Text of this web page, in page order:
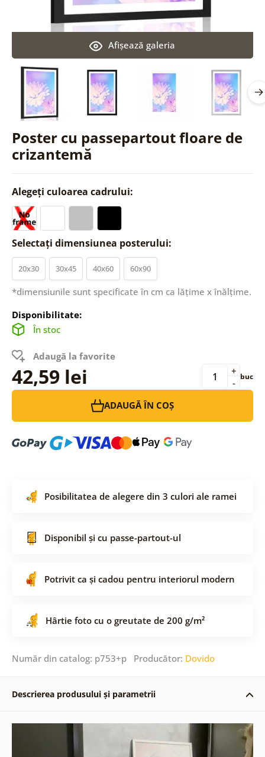
Poster cu passepartout floare de
crizantemă
Afişează galeria
Alegeți culoarea cadrului:
Selectați dimensiunea posterului:
20x30 30x45 40x60 60x90
*dimensiunile sunt specificate în cm ca lățime x înălțime.
Disponibilitate:
În stoc
Adaugă la favorite
42,59 lei -
+ buc
ADAUGĂ ÎN COȘ
Posibilitatea de alegere din 3 culori ale ramei
Disponibil și cu passe-partout-ul
Potrivit ca și cadou pentru interiorul modern
Hârtie foto cu o greutate de 200 g/m²
Număr din catalog: p753+p Producător: Dovido
Descrierea produsului și parametrii